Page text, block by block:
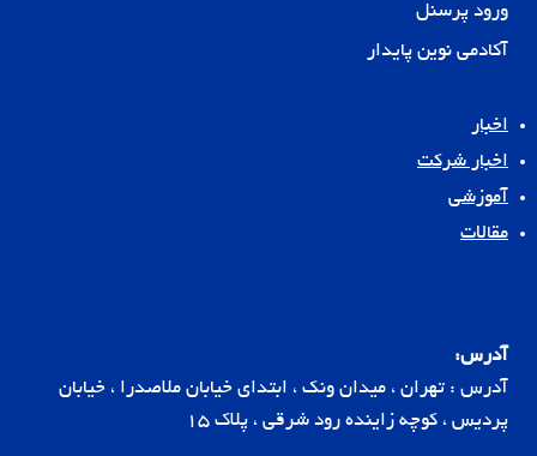
ورود پرسنل
آکادمی نوین پایدار
اخبار
اخبار شرکت
آموزشی
مقالات
آدرس:
آدرس : تهران ، میدان ونک ، ابتدای خیابان ملاصدرا ، خیابان
پردیس ، کوچه زاینده رود شرقی ، پلاک 15